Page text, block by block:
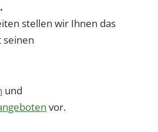
stellen wir Ihnen das
seinen
und
vor.
die ausgewählten
des Benutzers